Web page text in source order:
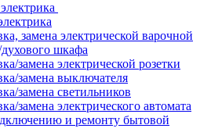
замена электрической варочной
шкафа
замена электрической розетки
замена выключателя
замена светильников
замена электрического автомата
и ремонту бытовой